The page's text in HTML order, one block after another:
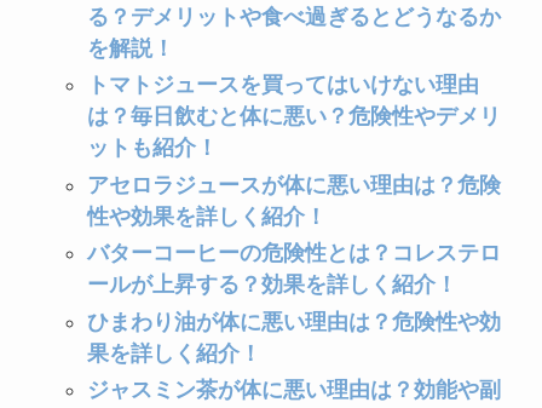
る？デメリットや食べ過ぎるとどうなるか
を解説！
トマトジュースを買ってはいけない理由
は？毎日飲むと体に悪い？危険性やデメリ
ットも紹介！
アセロラジュースが体に悪い理由は？危険
性や効果を詳しく紹介！
バターコーヒーの危険性とは？コレステロ
ールが上昇する？効果を詳しく紹介！
ひまわり油が体に悪い理由は？危険性や効
果を詳しく紹介！
ジャスミン茶が体に悪い理由は？効能や副